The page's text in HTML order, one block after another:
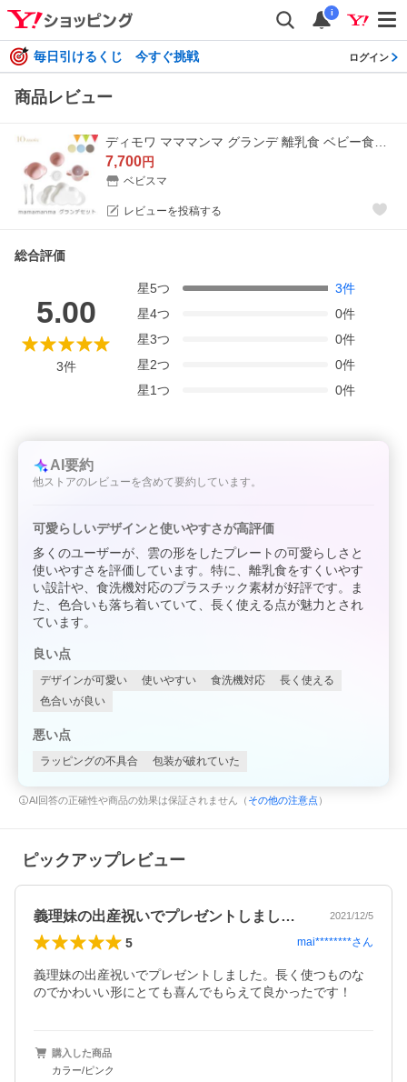
i
毎日引けるくじ 今すぐ挑戦 ログイン
商品レビュー
7,700円
ベビスマ
レビューを投稿する
総合評価
5.00
3件
星5つ 3件
星4つ 0件
星3つ 0件
星2つ 0件
星1つ 0件
AI要約
他ストアのレビューを含めて要約しています。
可愛らしいデザインと使いやすさが高評価
多くのユーザーが、雲の形をしたプレートの可愛らしさと
使いやすさを評価しています。特に、離乳食をすくいやす
い設計や、食洗機対応のプラスチック素材が好評です。ま
た、色合いも落ち着いていて、長く使える点が魅力とされ
ています。
良い点
デザインが可愛い 使いやすい 食洗機対応
長く使える
色合いが良い
悪い点
ラッピングの不具合 包装が破れていた
AI回答の正確性や商品の効果は保証されません（ その他の注意点 ）
ピックアップレビュー
義理妹の出産祝いでプレゼントしました。… 2021/12/5
5 mai********さん
義理妹の出産祝いでプレゼントしました。長く使つものな
のでかわいい形にとても喜んでもらえて良かったです！
購入した商品
カラー/ピンク